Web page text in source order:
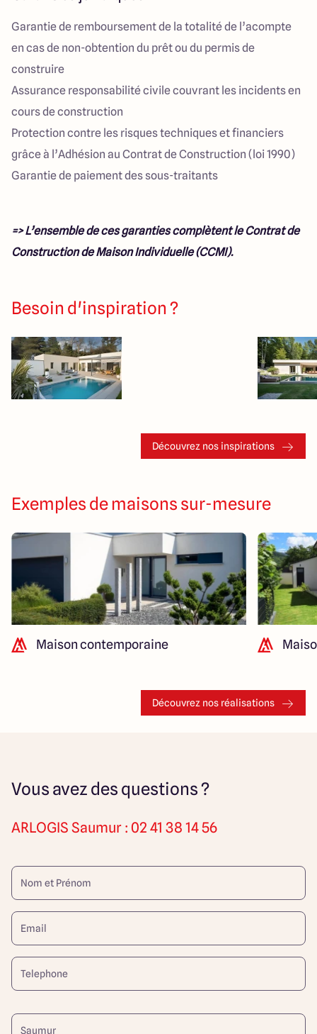
Garantie de remboursement de la totalité de l’acompte
en cas de non-obtention du prêt ou du permis de
construire
Assurance responsabilité civile couvrant les incidents en
cours de construction
Protection contre les risques techniques et financiers
grâce à l’Adhésion au Contrat de Construction (loi 1990)
Garantie de paiement des sous-traitants
=> L’ensemble de ces garanties complètent le Contrat de
Construction de Maison Individuelle (CCMI).
Besoin d'inspiration ?
Découvrez nos inspirations
Exemples de maisons sur-mesure
Maison contemporaine
Découvrez nos réalisations
Vous avez des questions ?
ARLOGIS Saumur : 02 41 38 14 56